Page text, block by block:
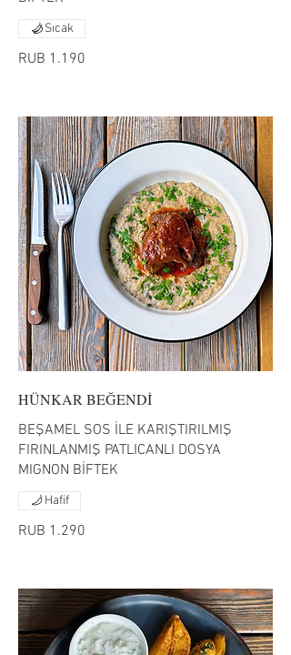
RUB 1.190
Sıcak
HÜNKAR BEĞENDİ
BEŞAMEL SOS İLE KARIŞTIRILMIŞ
FIRINLANMIŞ PATLICANLI DOSYA
MIGNON BİFTEK
RUB 1.290
Hafif